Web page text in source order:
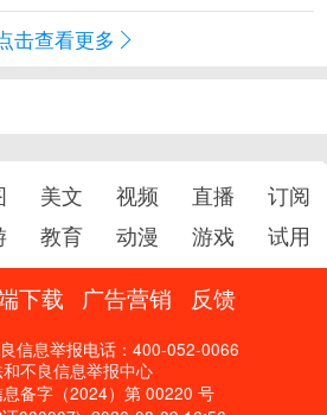
击查看更多
美文 视频 直播
订阅
教育 动漫 游戏 试用
下载 广告营销 反馈
信息举报电话：400-052-0066
不良信息举报中心
备字（2024）第 00220 号